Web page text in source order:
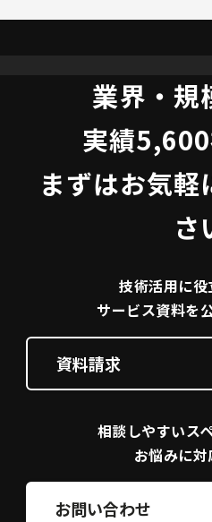
業界・規
実績5,600
まずはお気軽
さ
技術活用に役
サービス資料を
資料請求
相談しやすいス
お悩みに
お問い合わせ